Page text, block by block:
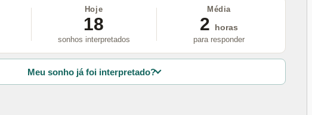
Hoje
18
sonhos interpretados
Média
2
horas
para responder
Meu sonho já foi interpretado?